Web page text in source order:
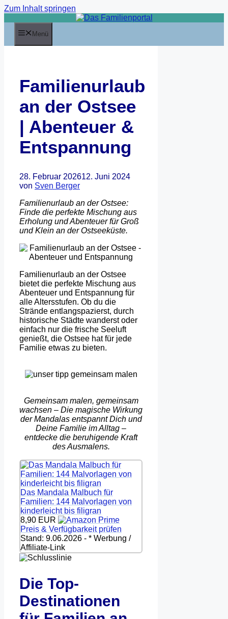
Zum Inhalt springen
Menü
Familienurlaub
an der Ostsee
| Abenteuer &
Entspannung
28. Februar 202612. Juni 2024
von Sven Berger
Familienurlaub an der Ostsee:
Finde die perfekte Mischung aus
Erholung und Abenteuer für Groß
und Klein an der Ostseeküste.
Familienurlaub an der Ostsee
bietet die perfekte Mischung aus
Abenteuer und Entspannung für
alle Altersstufen. Ob du die
Strände entlangspazierst, durch
historische Städte wanderst oder
einfach nur die frische Seeluft
genießt, die Ostsee hat für jede
Familie etwas zu bieten.
Gemeinsam malen, gemeinsam
wachsen – Die magische Wirkung
der Mandalas entspannt Dich und
Deine Familie im Alltag –
entdecke die beruhigende Kraft
des Ausmalens.
Das Mandala Malbuch für
Familien: 144 Malvorlagen von
kinderleicht bis filigran
8,90 EUR
Preis & Verfügbarkeit prüfen
Stand: 9.06.2026 - * Werbung /
Affiliate-Link
Die Top-
Destinationen